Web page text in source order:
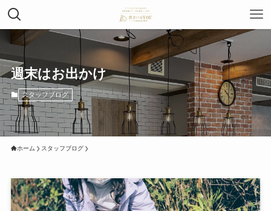
週末はお出かけ
スタッフブログ
ホーム スタッフブログ